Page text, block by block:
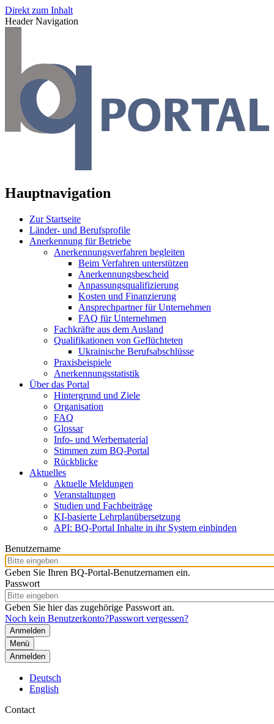
Direkt zum Inhalt
Header Navigation
Hauptnavigation
Zur Startseite
Länder- und Berufsprofile
Anerkennung für Betriebe
Anerkennungsverfahren begleiten
Beim Verfahren unterstützen
Anerkennungsbescheid
Anpassungsqualifizierung
Kosten und Finanzierung
Ansprechpartner für Unternehmen
FAQ für Unternehmen
Fachkräfte aus dem Ausland
Qualifikationen von Geflüchteten
Ukrainische Berufsabschlüsse
Praxisbeispiele
Anerkennungsstatistik
Über das Portal
Hintergrund und Ziele
Organisation
FAQ
Glossar
Info- und Werbematerial
Stimmen zum BQ-Portal
Rückblicke
Aktuelles
Aktuelle Meldungen
Veranstaltungen
Studien und Fachbeiträge
KI-basierte Lehrplanübersetzung
API: BQ-Portal Inhalte in ihr System einbinden
Benutzername
Geben Sie Ihren BQ-Portal-Benutzernamen ein.
Passwort
Geben Sie hier das zugehörige Passwort an.
Noch kein Benutzerkonto?Passwort vergessen?
Menü
Anmelden
Deutsch
English
Contact